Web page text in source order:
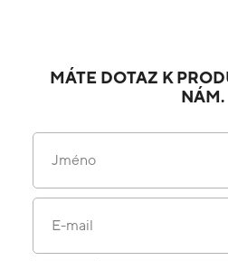
MÁTE DOTAZ K
NÁM.
Jméno
E-mail